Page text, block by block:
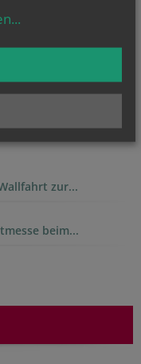
zur...
beim...
...